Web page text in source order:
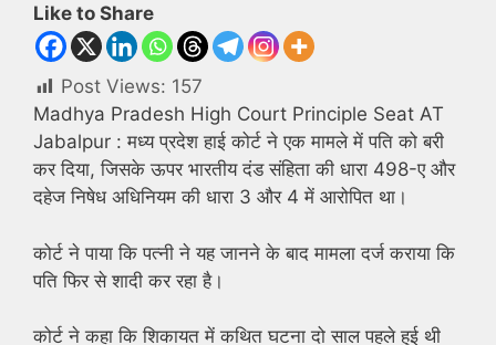
Like to Share
Post Views: 157
Madhya Pradesh High Court Principle Seat AT
Jabalpur : मध्य प्रदेश हाई कोर्ट ने एक मामले में पति को बरी
कर दिया, जिसके ऊपर भारतीय दंड संहिता की धारा 498-ए और
दहेज निषेध अधिनियम की धारा 3 और 4 में आरोपित था।
कोर्ट ने पाया कि पत्नी ने यह जानने के बाद मामला दर्ज कराया कि
पति फिर से शादी कर रहा है।
कोर्ट ने कहा कि शिकायत में कथित घटना दो साल पहले हुई थी